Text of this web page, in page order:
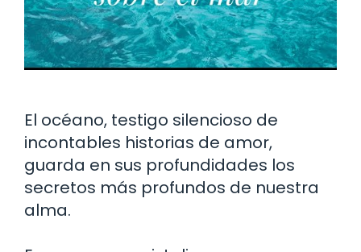
El océano, testigo silencioso de
incontables historias de amor,
guarda en sus profundidades los
secretos más profundos de nuestra
alma.